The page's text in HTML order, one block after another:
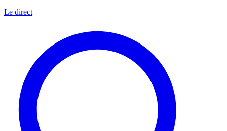
Le direct